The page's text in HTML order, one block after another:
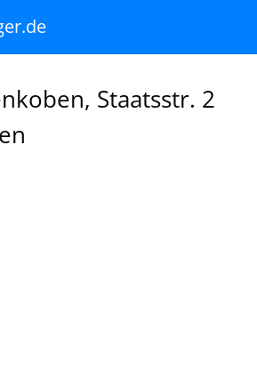
Staatsstr. 2